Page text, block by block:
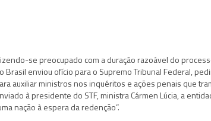
se preocupado com a duração razoável do
Brasil enviou ofício para o Supremo Tribunal Federal,
auxiliar ministros nos inquéritos e ações penais que
à presidente do STF, ministra Cármen Lúcia, a
nação à espera da redenção”.